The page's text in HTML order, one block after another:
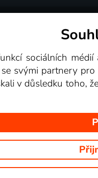
Na tomto webu jsou
sociálních
svými partnery
v důsledku toho,